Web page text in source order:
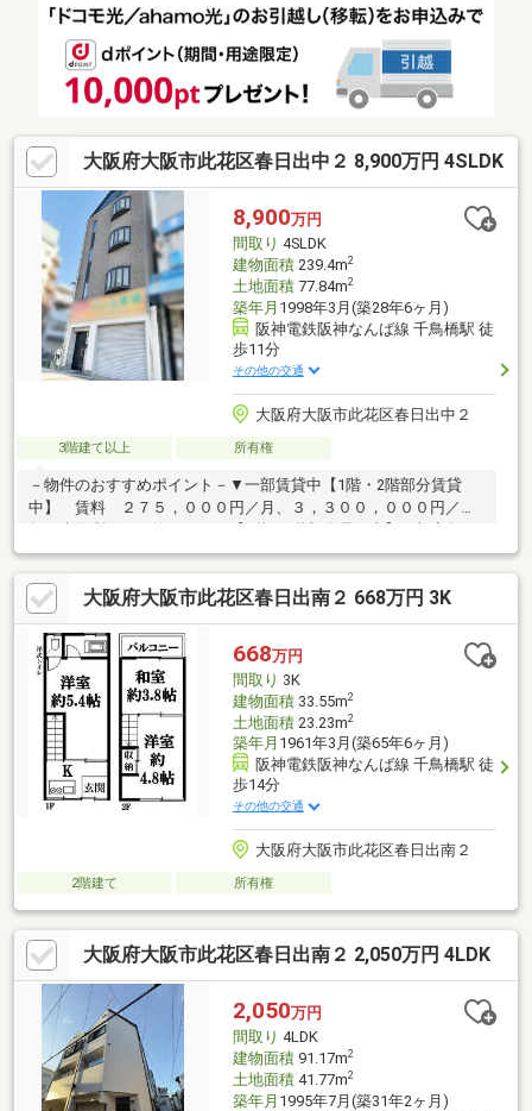
現在と同規模の建築物は建築不可、建築確認申請を要する増・改
━━━━━・・・物件の詳細・ご相談はお気軽にお問い合わせく
ださい。
大阪府大阪市此花区春日出中２ 8,900万円 4SLDK
8,900万円
間取り 4SLDK
建物面積239.4m2
土地面積77.84m2
築年月 1998年3月(築28年6ヶ月)
阪神電鉄阪神なんば線 千鳥橋駅 徒
歩11分
その他の交通
大阪府大阪市此花区春日出中２
3階建て以上 所有権
－物件のおすすめポイント－▼一部賃貸中【1階・2階部分賃貸
中】 賃料 ２７５，０００円／月、３，３００，０００円／
年 表面利回り 約３．５％【3階・4階部分居住中】 想定賃
料 １５０，０００円／月、１，８００，０００円／年【上記賃
料設定時の満室想定表面利回り等】 想定賃料 ４２５，０００
円／月、５，１００，０００円／年 想定表面利回り 約５．
４％※現在賃貸中につき賃貸借契約の引継ぎを要します※賃料収入
は将来にわたって得られることを保証するものではありません■
ご希望の住まい探しをお手伝いします ━━━━━・・・物件の詳
細・ご相談はお気軽にお問い合わせください。
大阪府大阪市此花区春日出南２ 668万円 3K
668万円
間取り 3K
建物面積33.55m2
土地面積23.23m2
築年月 1961年3月(築65年6ヶ月)
阪神電鉄阪神なんば線 千鳥橋駅 徒
歩14分
その他の交通
大阪府大阪市此花区春日出南２
2階建て 所有権
大阪府大阪市此花区春日出南２ 2,050万円 4LDK
2,050万円
間取り 4LDK
建物面積91.17m2
土地面積41.77m2
築年月 1995年7月(築31年2ヶ月)